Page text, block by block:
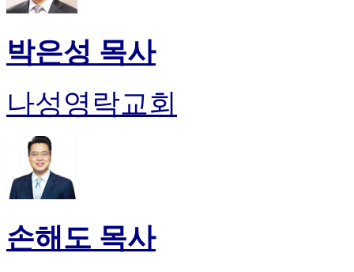
박은성 목사
나성영락교회
손해도 목사